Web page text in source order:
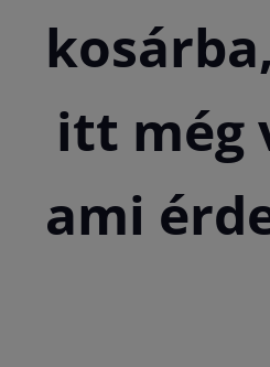
itt még
ami